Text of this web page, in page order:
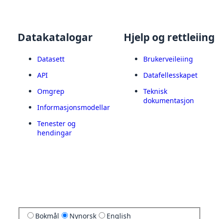
Datakatalogar
Datasett
API
Omgrep
Informasjonsmodellar
Tenester og
hendingar
Hjelp og rettleiing
Brukerveileiing
Datafellesskapet
Teknisk
dokumentasjon
Bokmål Nynorsk English